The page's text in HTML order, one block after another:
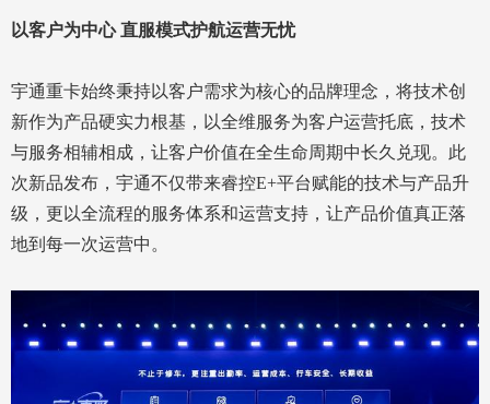
以客户为中心 直服模式护航运营无忧
宇通重卡始终秉持以客户需求为核心的品牌理念，将技术创
新作为产品硬实力根基，以全维服务为客户运营托底，技术
与服务相辅相成，让客户价值在全生命周期中长久兑现。此
次新品发布，宇通不仅带来睿控E+平台赋能的技术与产品升
级，更以全流程的服务体系和运营支持，让产品价值真正落
地到每一次运营中。